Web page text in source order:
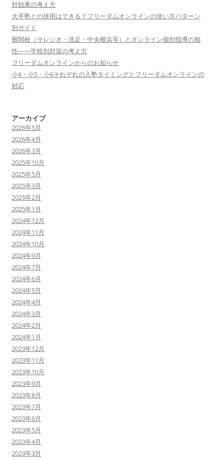
対効果の考え方
大手塾との併用はできる？フリーダムオンラインの使い方パターン
別ガイド
難関校（サレジオ・洗足・中央横浜等）とオンライン個別指導の相
性——学校別対策の考え方
フリーダムオンラインからのお知らせ
小4・小5・小6それぞれの入塾タイミングとフリーダムオンラインの
対応
アーカイブ
2026年5月
2026年4月
2026年3月
2025年10月
2025年5月
2025年3月
2025年2月
2025年1月
2024年12月
2024年11月
2024年10月
2024年9月
2024年7月
2024年6月
2024年5月
2024年4月
2024年3月
2024年2月
2024年1月
2023年12月
2023年11月
2023年10月
2023年9月
2023年8月
2023年7月
2023年6月
2023年5月
2023年4月
2023年3月